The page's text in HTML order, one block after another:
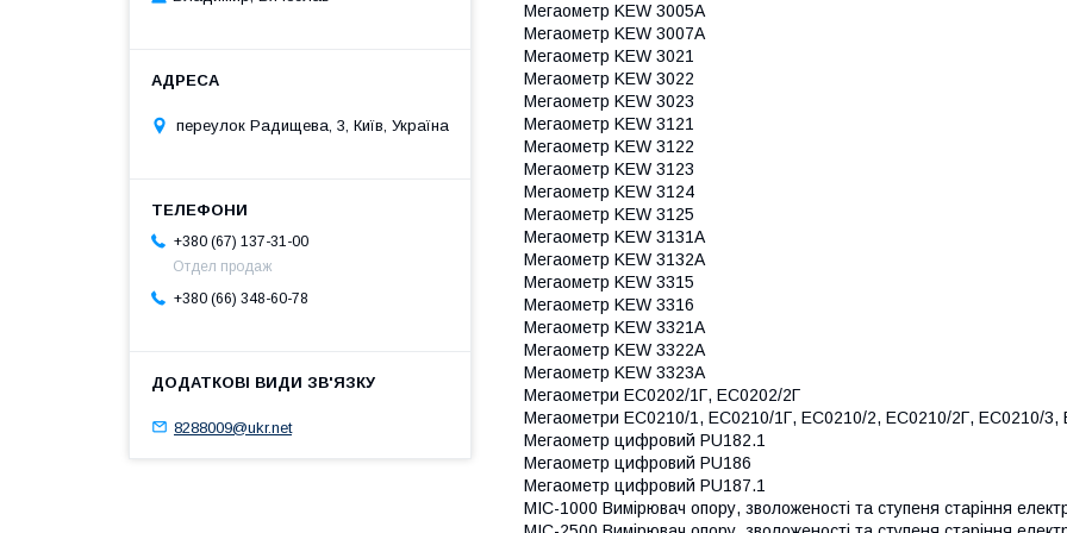
Мегаометр KEW 3005A
Мегаометр KEW 3007A
Мегаометр KEW 3021
Мегаометр KEW 3022
Мегаометр KEW 3023
Мегаометр KEW 3121
Мегаометр KEW 3122
Мегаометр KEW 3123
Мегаометр KEW 3124
Мегаометр KEW 3125
Мегаометр KEW 3131A
Мегаометр KEW 3132A
Мегаометр KEW 3315
Мегаометр KEW 3316
Мегаометр KEW 3321A
Мегаометр KEW 3322A
Мегаометр KEW 3323A
Мегаометри ЕС0202/1Г, ЕС0202/2Г
Мегаометри ЕС0210/1, ЕС0210/1Г, ЕС0210/2, ЕС0210/2Г, ЕС0210/3,
Мегаометр цифровий РU182.1
Мегаометр цифровий РU186
Мегаометр цифровий РU187.1
MIC-1000 Вимірювач опору, зволоженості та ступеня старіння
переулок Радищева, 3, Київ, Україна
+380 (67) 137-31-00
Отдел продаж
+380 (66) 348-60-78
8288009@ukr.net